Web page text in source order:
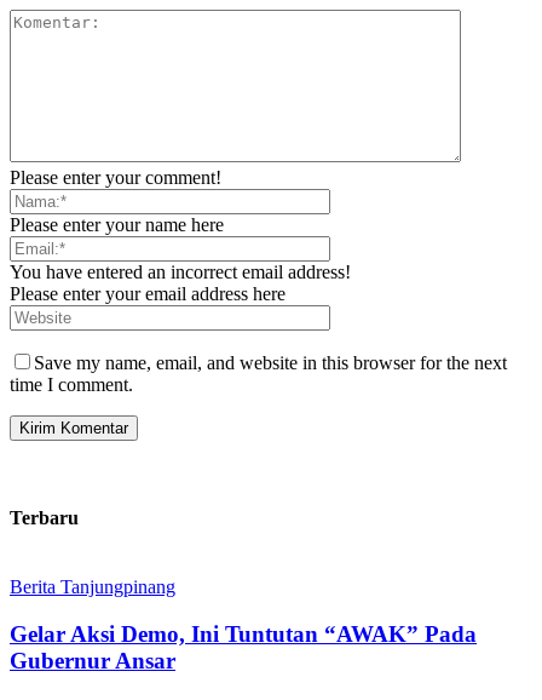
Please enter your comment!
Please enter your name here
You have entered an incorrect email address!
Please enter your email address here
Save my name, email, and website in this browser for the next
time I comment.
Terbaru
Berita Tanjungpinang
Gelar Aksi Demo, Ini Tuntutan “AWAK” Pada
Gubernur Ansar